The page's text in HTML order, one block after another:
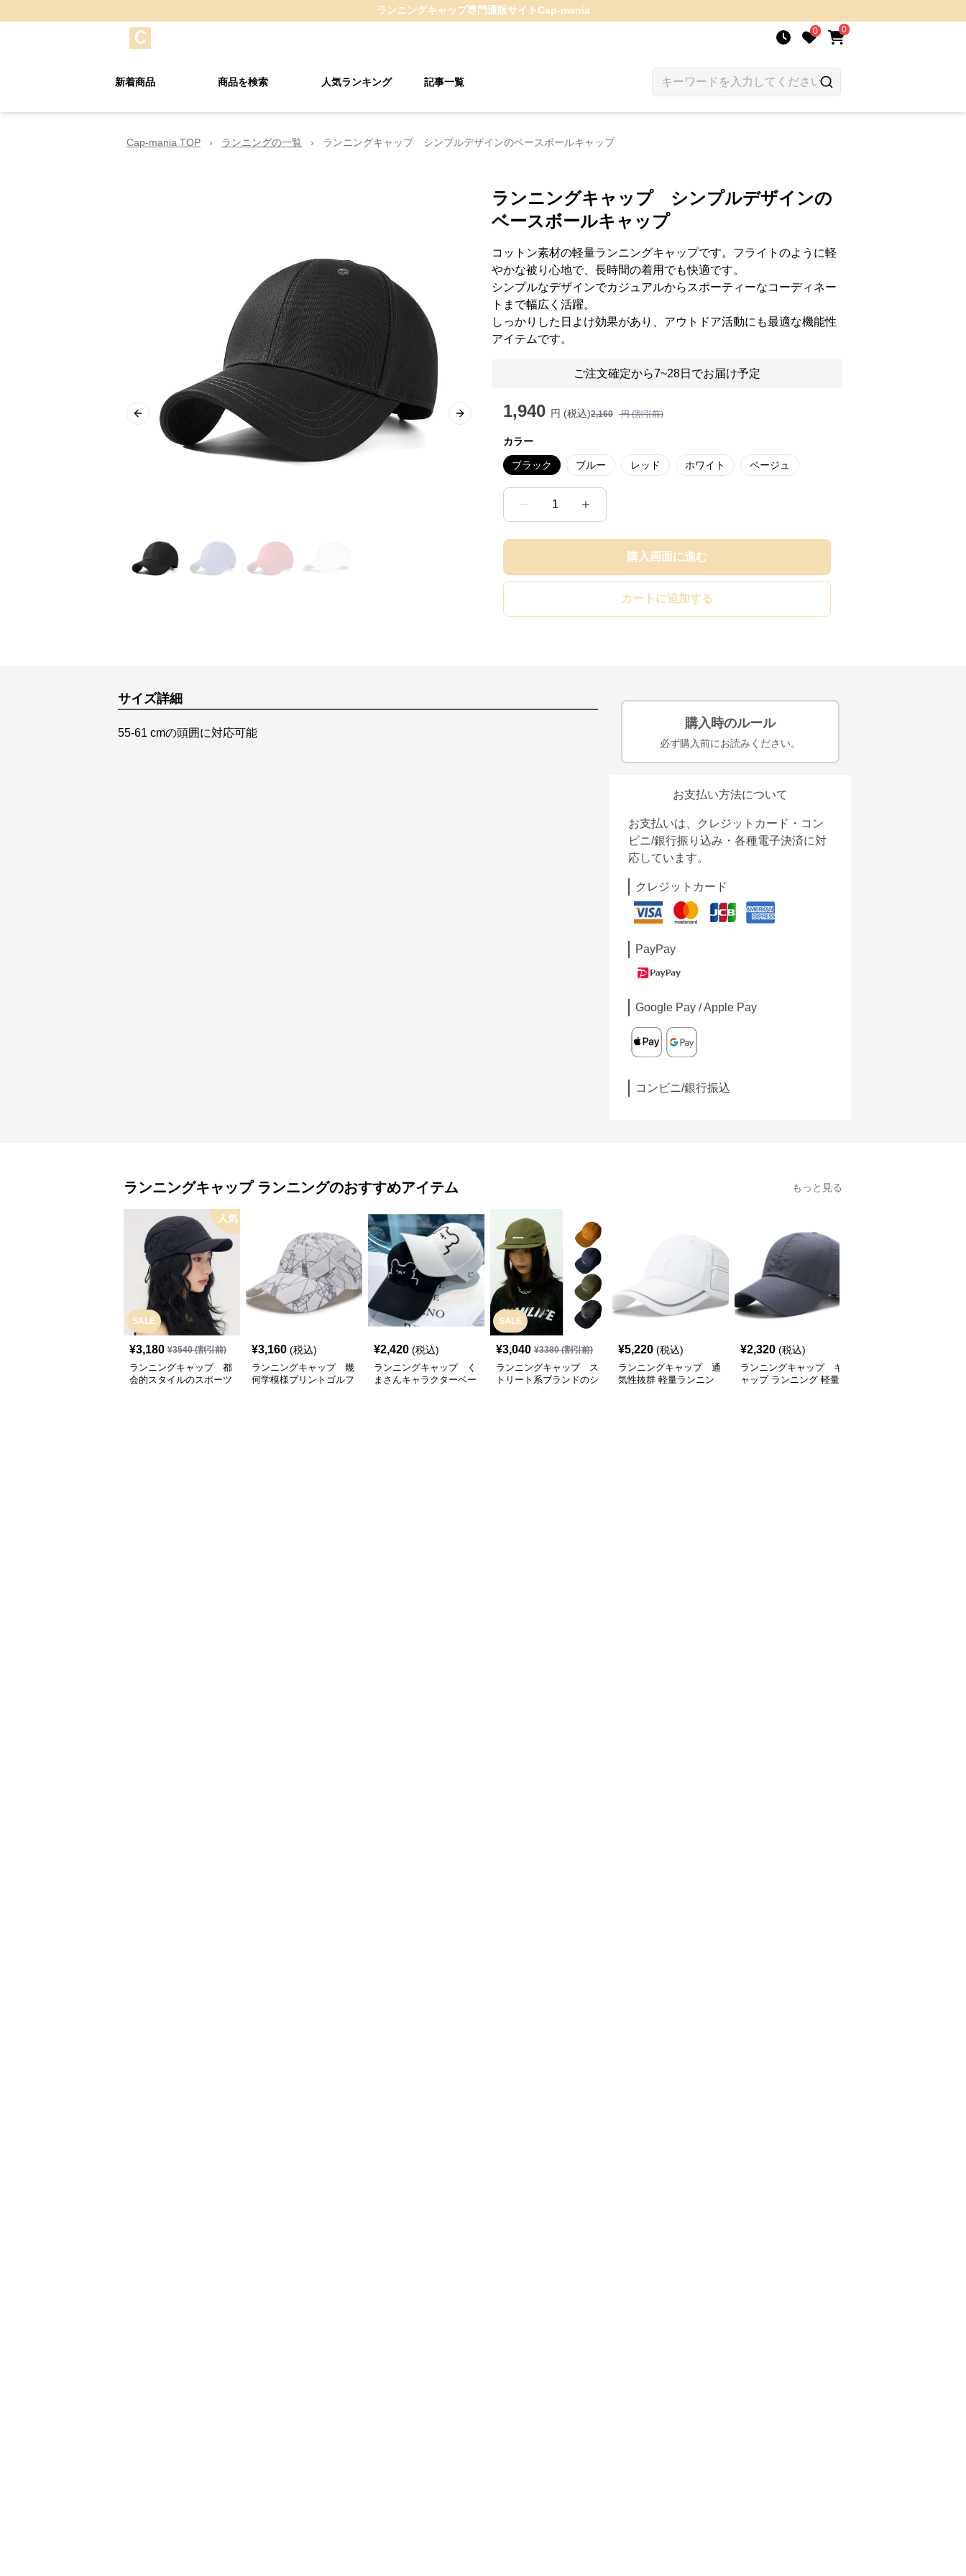
ランニングキャップ専門通販サイトCap-mania
0 0
新着商品 商品を検索 人気ランキング 記事一覧
Cap-mania TOP › ランニングの一覧 › ランニングキャップ シンプルデザインのベースボールキャップ
Previous slide Next slide
ランニングキャップ シンプルデザインの
ベースボールキャップ
コットン素材の軽量ランニングキャップです。フライトのように軽
やかな被り心地で、長時間の着用でも快適です。
シンプルなデザインでカジュアルからスポーティーなコーディネー
トまで幅広く活躍。
しっかりした日よけ効果があり、アウトドア活動にも最適な機能性
アイテムです。
ご注文確定から7~28日でお届け予定
1,940 円 (税込)2,160 円 (割引前)
カラー
ブラック ブルー レッド ホワイト ベージュ
1
購入画面に進む
カートに追加する
サイズ詳細
55-61 cmの頭囲に対応可能
購入時のルール
必ず購入前にお読みください。
お支払い方法について
お支払いは、クレジットカード・コン
ビニ/銀行振り込み・各種電子決済に対
応しています。
クレジットカード
PayPay
Google Pay / Apple Pay
コンビニ/銀行振込
ランニングキャップ ランニングのおすすめアイテム もっと見る
SALE
人気
¥3,180 ¥3540(割引前)
ランニングキャップ 都
会的スタイルのスポーツ
¥3,160 (税込)
ランニングキャップ 幾
何学模様プリントゴルフ
¥2,420 (税込)
ランニングキャップ く
まさんキャラクターベー
SALE
¥3,040 ¥3380(割引前)
ランニングキャップ ス
トリート系ブランドのシ
¥5,220 (税込)
ランニングキャップ 通
気性抜群 軽量ランニン
¥2,320 (税込)
ランニングキャップ キ
ャップ ランニング 軽量